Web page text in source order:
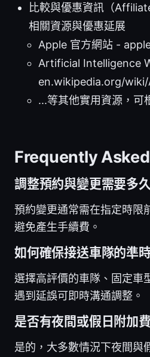
比較與優惠資訊（
相關資源與優惠延展
Apple 官方網站 -
Artificial Intelligence
en.wikipedia.org/
...等其他實用資源，可
Frequently
調整預約與變更需要多
預約變更通常需在指定時限
避免產生手續費。
如何確保接送車隊的準
選擇高評價的車隊、固定車
遇到延誤可即時溝通調整。
是否有夜間或假日附加
是的，大多數情況下夜間與